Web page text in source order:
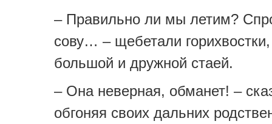
– Правильно ли мы летим?
сову… – щебетали
большой и дружной стаей.
– Она неверная, обманет! –
обгоняя своих дальних